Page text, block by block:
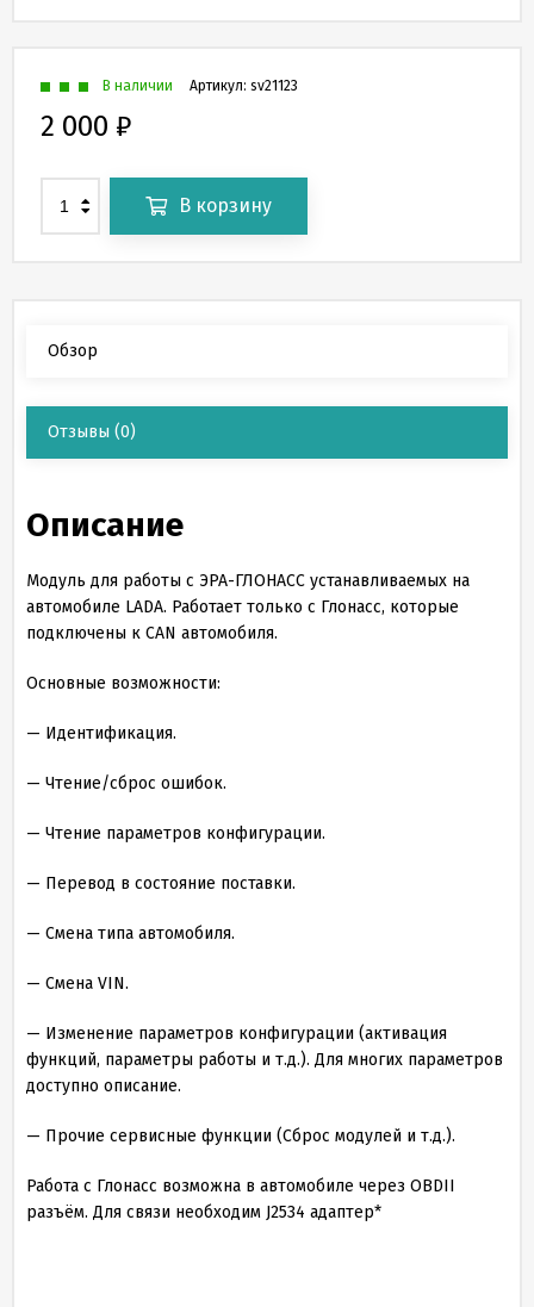
Артикул: sv21123
В наличии
2 000 ₽
В корзину
Обзор
Отзывы (0)
Описание
Модуль для работы с ЭРА-ГЛОНАСС устанавливаемых на
автомобиле LADA. Работает только с Глонасс, которые
подключены к CAN автомобиля.
Основные возможности:
— Идентификация.
— Чтение/сброс ошибок.
— Чтение параметров конфигурации.
— Перевод в состояние поставки.
— Смена типа автомобиля.
— Смена VIN.
— Изменение параметров конфигурации (активация
функций, параметры работы и т.д.). Для многих параметров
доступно описание.
— Прочие сервисные функции (Сброс модулей и т.д.).
Работа с Глонасс возможна в автомобиле через OBDII
разъём. Для связи необходим J2534 адаптер*